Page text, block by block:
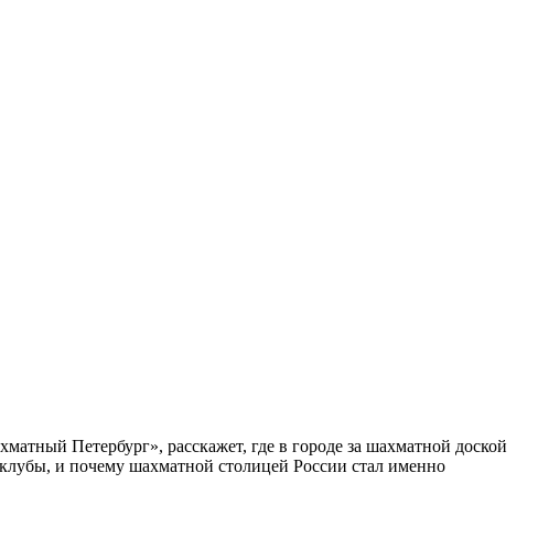
Петербург», расскажет, где в городе за шахматной доской
и почему шахматной столицей России стал именно